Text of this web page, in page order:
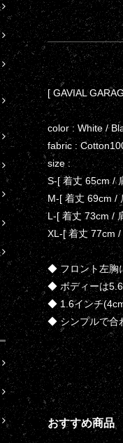
[ GAVIAL
color : White /
fabric :
size :
S-[ 着丈 65cm /
M-[ 着丈 69cm /
L-[ 着丈 73cm /
XL-[ 着丈 77cm
◆ フロント左胸
◆ ボディーは
◆ 1.6インチ
◆ シンプルで合
おすすめ商品